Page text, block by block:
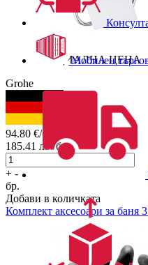
СПЕЦИАЛНА ЦЕНА
Grohe
94.80 €/бр.
185.41 лв./бр.
+ -
бр.
Добави в количката
Комплект аксесоари за баня
Мобилен